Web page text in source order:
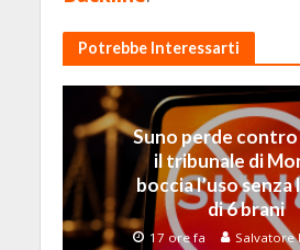
Potrebbe Interessarti
Suno perde contro
il tribunale di
boccia l’uso senza
di 6 brani
17 ore fa Salvatore